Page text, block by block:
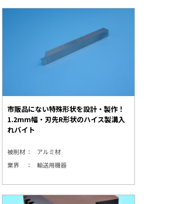
市販品にない特殊形状を設計・製作！
1.2mm幅・刃先R形状のハイス製溝入
れバイト
被削材
アルミ材
業界
輸送用機器